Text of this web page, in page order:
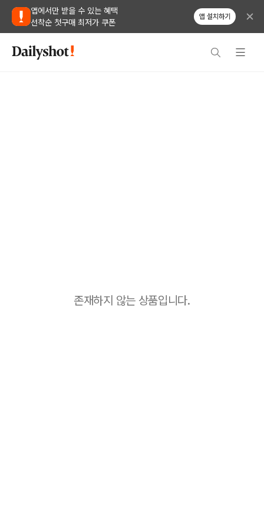
앱에서만 받을 수 있는 혜택
선착순 첫구매 최저가 쿠폰
앱 설치하기
존재하지 않는 상품입니다.